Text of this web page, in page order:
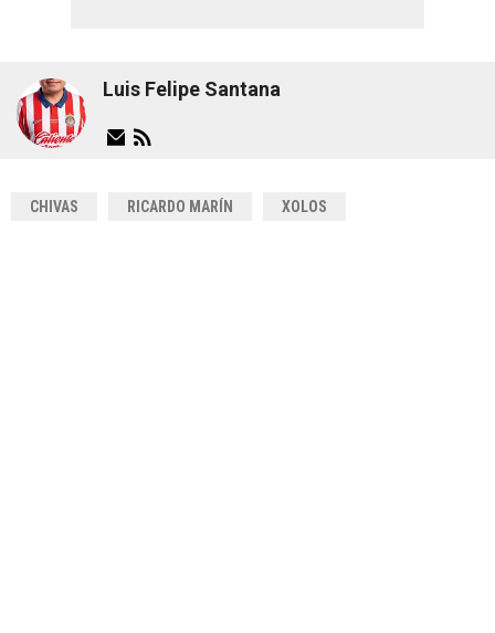
Luis Felipe Santana
CHIVAS RICARDO MARÍN XOLOS